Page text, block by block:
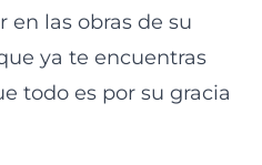
las obras de su
ya te encuentras
todo es por su gracia